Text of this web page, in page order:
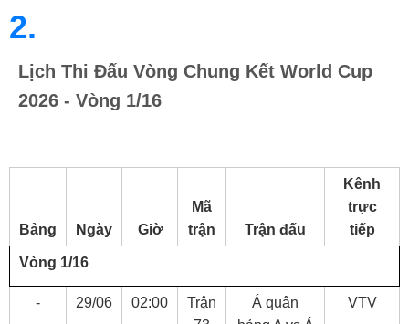
2.
Lịch Thi Đấu Vòng Chung Kết World Cup
2026 - Vòng 1/16
Bảng Ngày Giờ
Mã
trận
Trận đấu
Kênh
trực
tiếp
Vòng 1/16
- 29/06 02:00
Trận
Á quân
VTV